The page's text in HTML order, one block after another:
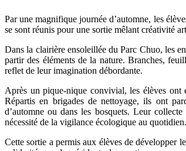
Par une magnifique journée d’automne, les
se sont réunis pour une sortie mêlant créativité
Dans la clairière ensoleillée du Parc Chuo, les
partir des éléments de la nature. Branches,
reflet de leur imagination débordante.
Après un pique-nique convivial, les élèves ont
Répartis en brigades de nettoyage, ils ont
d’automne ou dans les bosquets. Leur
nécessité de la vigilance écologique au quotidien.
Cette sortie a permis aux élèves de développer